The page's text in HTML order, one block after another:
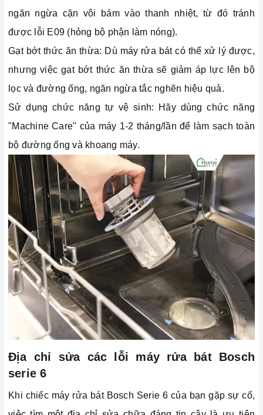
ngăn ngừa cặn vôi bám vào thanh nhiệt, từ đó tránh
được lỗi E09 (hỏng bộ phận làm nóng).
Gạt bớt thức ăn thừa: Dù máy rửa bát có thể xử lý được,
nhưng việc gạt bớt thức ăn thừa sẽ giảm áp lực lên bộ
lọc và đường ống, ngăn ngừa tắc nghẽn hiệu quả.
Sử dụng chức năng tự vệ sinh: Hãy dùng chức năng
"Machine Care" của máy 1-2 tháng/lần để làm sạch toàn
bộ đường ống và khoang máy.
Địa chỉ sửa các lỗi máy rửa bát Bosch
serie 6
Khi chiếc máy rửa bát Bosch Serie 6 của bạn gặp sự cố,